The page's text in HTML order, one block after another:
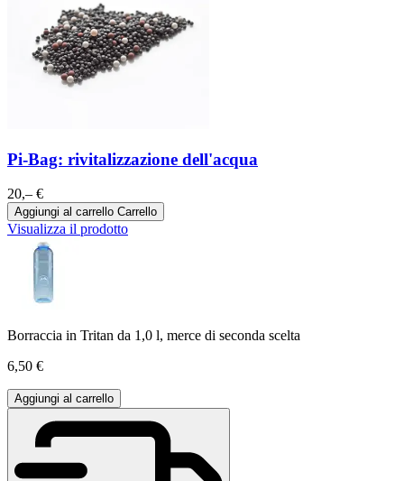
Pi-Bag: rivitalizzazione dell'acqua
20,– €
Aggiungi al carrello Carrello
Visualizza il prodotto
Borraccia in Tritan da 1,0 l, merce di seconda scelta
6,50 €
Aggiungi al carrello